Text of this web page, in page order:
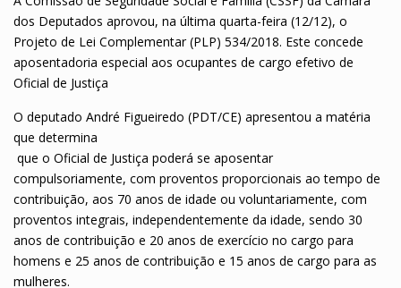
dos Deputados aprovou, na última quarta-feira (12/12), o
Projeto de Lei Complementar (PLP) 534/2018. Este concede
aposentadoria especial aos ocupantes de cargo efetivo de
Oficial de Justiça
O deputado André Figueiredo (PDT/CE) apresentou a matéria
que determina
que o Oficial de Justiça poderá se aposentar
compulsoriamente, com proventos proporcionais ao tempo de
contribuição, aos 70 anos de idade ou voluntariamente, com
proventos integrais, independentemente da idade, sendo 30
anos de contribuição e 20 anos de exercício no cargo para
homens e 25 anos de contribuição e 15 anos de cargo para as
mulheres.